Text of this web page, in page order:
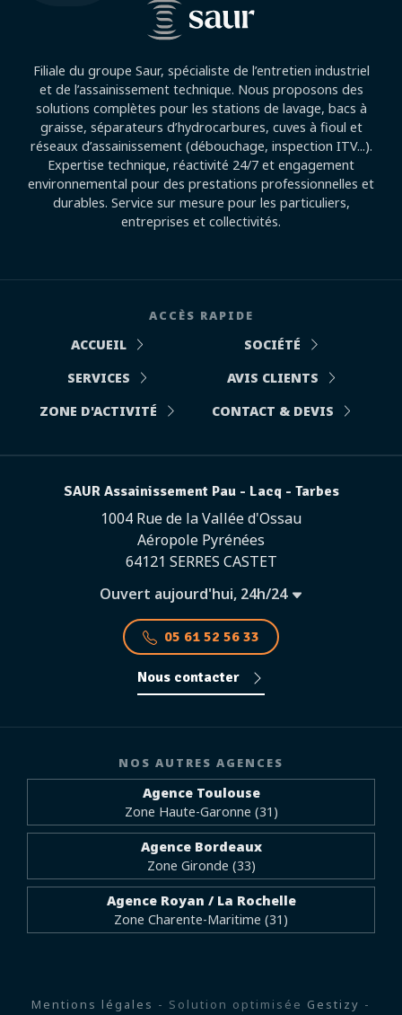
Filiale du groupe Saur, spécialiste de l’entretien industriel
et de l’assainissement technique. Nous proposons des
solutions complètes pour les stations de lavage, bacs à
graisse, séparateurs d’hydrocarbures, cuves à fioul et
réseaux d’assainissement (débouchage, inspection ITV...).
Expertise technique, réactivité 24/7 et engagement
environnemental pour des prestations professionnelles et
durables. Service sur mesure pour les particuliers,
entreprises et collectivités.
ACCÈS RAPIDE
ACCUEIL
SOCIÉTÉ
SERVICES
AVIS CLIENTS
ZONE D'ACTIVITÉ
CONTACT & DEVIS
SAUR Assainissement Pau - Lacq - Tarbes
1004 Rue de la Vallée d'Ossau
Aéropole Pyrénées
64121 SERRES CASTET
Ouvert aujourd'hui, 24h/24
05 61 52 56 33
Nous contacter
NOS AUTRES AGENCES
Agence Toulouse
Zone Haute-Garonne (31)
Agence Bordeaux
Zone Gironde (33)
Agence Royan / La Rochelle
Zone Charente-Maritime (31)
Mentions légales - Solution optimisée Gestizy -